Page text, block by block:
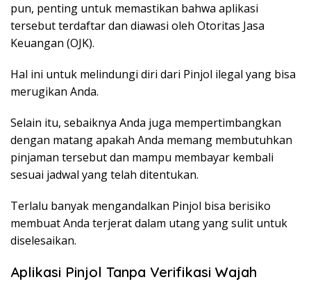
pun, penting untuk memastikan bahwa aplikasi
tersebut terdaftar dan diawasi oleh Otoritas Jasa
Keuangan (OJK).
Hal ini untuk melindungi diri dari Pinjol ilegal yang bisa
merugikan Anda.
Selain itu, sebaiknya Anda juga mempertimbangkan
dengan matang apakah Anda memang membutuhkan
pinjaman tersebut dan mampu membayar kembali
sesuai jadwal yang telah ditentukan.
Terlalu banyak mengandalkan Pinjol bisa berisiko
membuat Anda terjerat dalam utang yang sulit untuk
diselesaikan.
Aplikasi Pinjol Tanpa Verifikasi Wajah